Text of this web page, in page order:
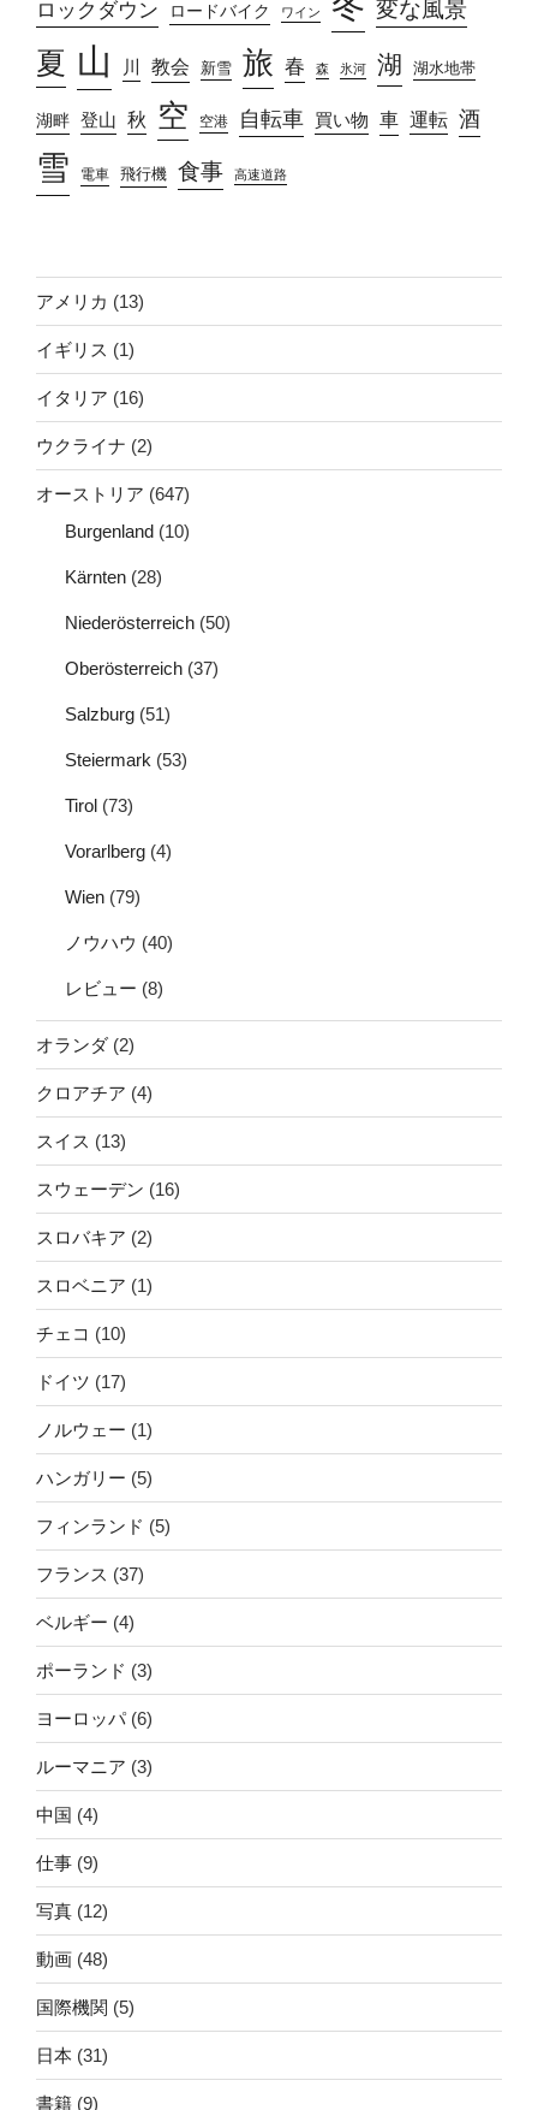
ロックダウン ロードバイク ワイン 変な風景
夏 山 川 教会 新雪 旅 春 森 氷河 湖 湖水地帯
湖畔 登山 秋 空 空港 自転車 買い物 車 運転 酒
雪 電車 飛行機 食事 高速道路
アメリカ (13)
イギリス (1)
イタリア (16)
ウクライナ (2)
オーストリア (647)
Burgenland (10)
Kärnten (28)
Niederösterreich (50)
Oberösterreich (37)
Salzburg (51)
Steiermark (53)
Tirol (73)
Vorarlberg (4)
Wien (79)
ノウハウ (40)
レビュー (8)
オランダ (2)
クロアチア (4)
スイス (13)
スウェーデン (16)
スロバキア (2)
スロベニア (1)
チェコ (10)
ドイツ (17)
ノルウェー (1)
ハンガリー (5)
フィンランド (5)
フランス (37)
ベルギー (4)
ポーランド (3)
ヨーロッパ(6)
ルーマニア (3)
中国 (4)
仕事 (9)
写真 (12)
動画 (48)
国際機関 (5)
日本 (31)
書籍 (9)